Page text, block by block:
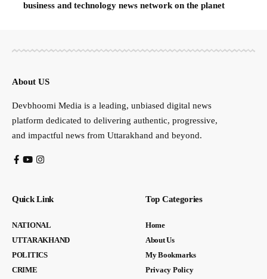
business and technology news network on the planet
About US
Devbhoomi Media is a leading, unbiased digital news
platform dedicated to delivering authentic, progressive,
and impactful news from Uttarakhand and beyond.
Quick Link
NATIONAL
UTTARAKHAND
POLITICS
CRIME
Top Categories
Home
About Us
My Bookmarks
Privacy Policy